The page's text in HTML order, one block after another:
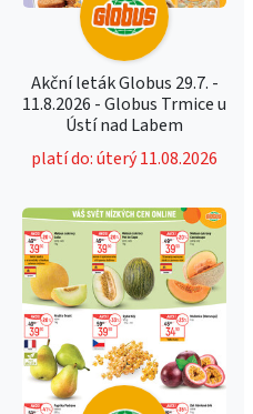
Akční leták Globus 29.7. -
11.8.2026 - Globus Trmice u
Ústí nad Labem
platí do: úterý 11.08.2026